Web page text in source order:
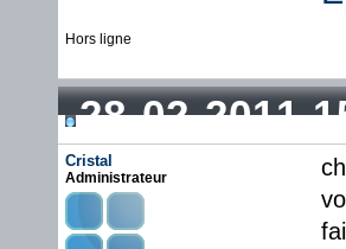
Hors ligne
28-02-2011
Cristal
Administrateur